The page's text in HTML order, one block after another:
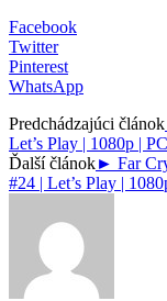
Facebook
Twitter
Pinterest
WhatsApp
Predchádzajúci článok
Let’s Play | 1080p |
Ďalší článok► Far
#24 | Let’s Play |